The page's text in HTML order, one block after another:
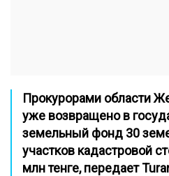
Прокурорами области
уже возвращено в
земельный фонд 30
участков кадастровой
млн тенге, передает